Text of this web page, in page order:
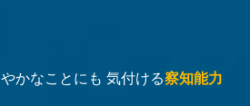
かなことにも 気付ける察知能力